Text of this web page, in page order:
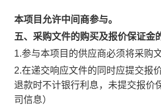
本项目允许中间商参与。
五、采购文件的购买及报价保证金
1.参与本项目的供应商必须将采购
2.在递交响应文件的同时应提交报
退款时不计银行利息，未提交报价
司信息）